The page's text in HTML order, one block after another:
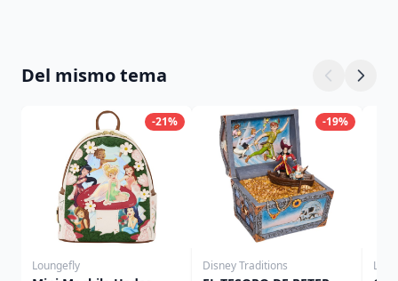
Del mismo tema
-21%
Loungefly
-19%
Disney Traditions